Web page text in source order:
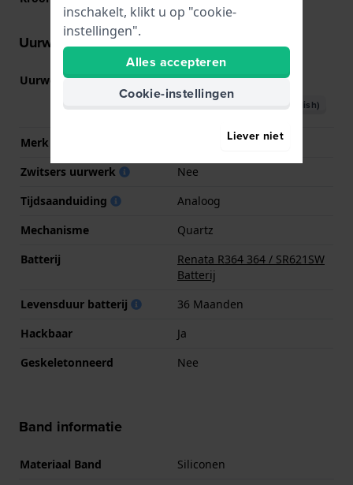
Uurwerk informatie
Uurwerk nr. GL32(Bekijk specificaties
Download handboek (English)
Merk uurwerk
Zwitsers uurwerk
Nee
Tijdsaanduiding
Analoog
Mechanisme
Quartz
Batterij
Renata R364 364 / SR621SW
Batterij
Levensduur batterij
36 Maanden
Hackbaar
Ja
Geskeletonneerd
Nee
Band informatie
Materiaal Band
Siliconen
inschakelt, klikt u op "cookie-
instellingen".
Alles accepteren
Cookie-instellingen
Liever niet